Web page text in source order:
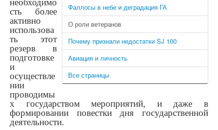
Фаллосы в небе и деградация ГА
О роли ветеранов
Почему признали недостатки SJ 100
Авиация и личность
Все страницы
необходимо
сть более
активно
использова
ть этот
резерв в
подготовке
и
осуществле
нии
проводимы
х государством мероприятий, и даже в
формировании повестки дня государственной
деятельности.